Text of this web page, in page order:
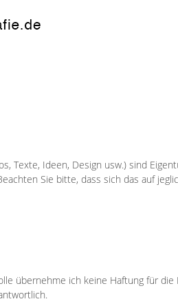
Texte, Ideen, Design usw.) sind
Sie bitte, dass sich das auf
übernehme ich keine Haftung für